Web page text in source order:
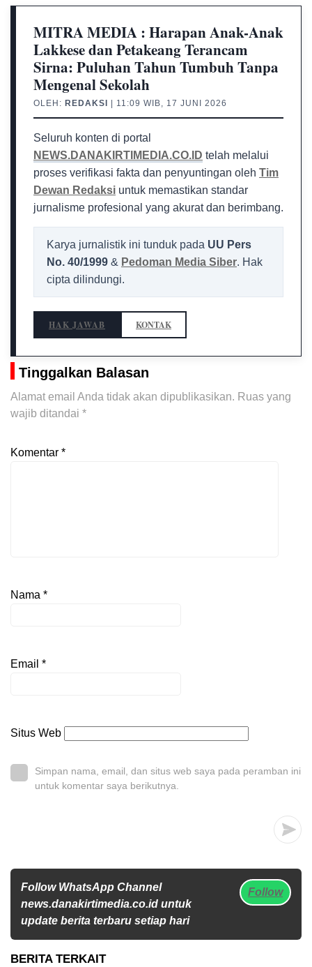
MITRA MEDIA : Harapan Anak-Anak
Lakkese dan Petakeang Terancam
Sirna: Puluhan Tahun Tumbuh Tanpa
Mengenal Sekolah
OLEH: REDAKSI | 11:09 WIB, 17 JUNI 2026
Seluruh konten di portal
NEWS.DANAKIRTIMEDIA.CO.ID telah melalui
proses verifikasi fakta dan penyuntingan oleh Tim
Dewan Redaksi untuk memastikan standar
jurnalisme profesional yang akurat dan berimbang.
Karya jurnalistik ini tunduk pada UU Pers
No. 40/1999 & Pedoman Media Siber. Hak
cipta dilindungi.
HAK JAWAB KONTAK
Tinggalkan Balasan
Alamat email Anda tidak akan dipublikasikan. Ruas yang
wajib ditandai *
Komentar *
Nama *
Email *
Situs Web
Simpan nama, email, dan situs web saya pada peramban ini
untuk komentar saya berikutnya.
Follow WhatsApp Channel
news.danakirtimedia.co.id untuk
update berita terbaru setiap hari
Follow
BERITA TERKAIT